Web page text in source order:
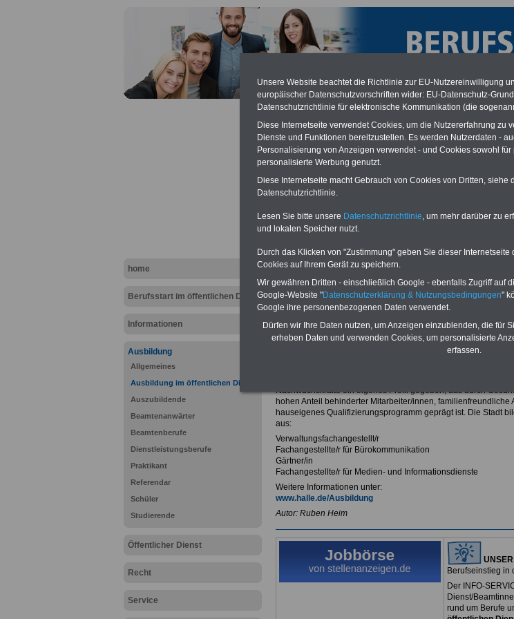
home
Berufsstart im öffentlichen Dienst
Informationen
Ausbildung
Allgemeines
Ausbildung im öffentlichen Dienst
Auszubildende
Beamtenanwärter
Beamtenberufe
Dienstleistungsberufe
Praktikant
Referendar
Schüler
Studierende
Öffentlicher Dienst
Recht
Service
BerufsStart im öffentlichen Dienst: Stadt Halle
Vorteile für den öffentlichen Dienst
Vergleichen und sparen:
Bausparen schon ab 16 Jahren
Krankenzusatzversicherung-Online-
Vergleich Gesetzliche Krankenkassen-
Zahnzusatzversicherung -Vorteile der
Schon für 250
von 12
Einzelseiten
schreiben Sie
Stadt Halle (Saale) sucht Nachwuchskräfte
Nachwuchskräfte ein eigenes Profil gegeben, das durch
hohen Anteil behinderter Mitarbeiter/innen, familienfreundliche
hauseigenes Qualifizierungsprogramm geprägt ist. Die Stadt
aus:
Verwaltungsfachangestellt/r
Fachangestellte/r für Bürokommunikation
Gärtner/in
Fachangestellte/r für Medien- und Informationsdienste
Weitere Informationen unter:
www.halle.de/Ausbildung
Autor: Ruben Heim
Berufseinstieg in
Der INFO-
Dienst/
rund um Berufe
Unsere Website beachtet die Richtlinie zur EU-Nutzereinwilligung
europäischer Datenschutzvorschriften wider: EU-Datenschutz-
Datenschutzrichtlinie für elektronische Kommunikation (die
Diese Internetseite verwendet Cookies, um die Nutzererfahrung zu
Dienste und Funktionen bereitzustellen. Es werden Nutzerdaten -
Personalisierung von Anzeigen verwendet - und Cookies sowohl
personalisierte Werbung genutzt.
Diese Internetseite macht Gebrauch von Cookies von Dritten, siehe
Datenschutzrichtlinie.
Lesen Sie bitte unsere Datenschutzrichtlinie , um mehr darüber zu
und lokalen Speicher nutzt.
Durch das Klicken von "Zustimmung" geben Sie dieser
Cookies auf Ihrem Gerät zu speichern.
Wir gewähren Dritten - einschließlich Google - ebenfalls Zugriff auf
Google-Website "Datenschutzerklärung & Nutzungsbedingungen"
Google ihre personenbezogenen Daten verwendet.
Dürfen wir Ihre Daten nutzen, um Anzeigen einzublenden, die für
erheben Daten und verwenden Cookies, um personalisierte
erfassen.